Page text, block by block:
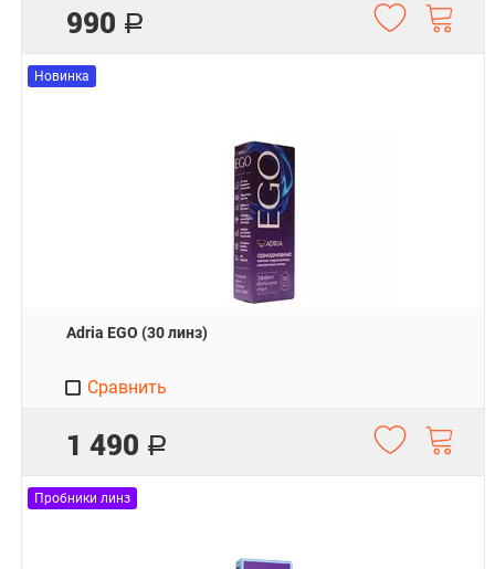
990 Р
Новинка
Adria EGO (30 линз)
1 490 Р
Сравнить
Пробники линз